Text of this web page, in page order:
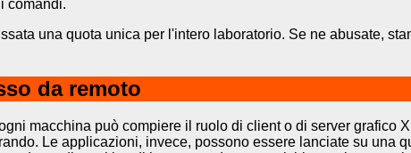
comandi.
una quota unica per l'intero laboratorio. Se ne abusate,
da remoto
macchina può compiere il ruolo di client o di server grafico
Le applicazioni, invece, possono essere lanciate su una